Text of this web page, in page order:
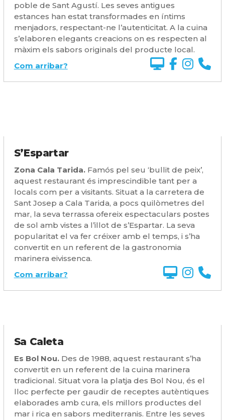
poble de Sant Agustí. Les seves antigues
estances han estat transformades en íntims
menjadors, respectant-ne l’autenticitat. A la cuina
s’elaboren elegants creacions on es respecten al
màxim els sabors originals del producte local.
Com arribar?
S’Espartar
Zona Cala Tarida.Famós pel seu ‘bullit de peix’,
aquest restaurant és imprescindible tant per a
locals com per a visitants. Situat a la carretera de
Sant Josep a Cala Tarida, a pocs quilòmetres del
mar, la seva terrassa ofereix espectaculars postes
de sol amb vistes a l’illot de s’Espartar. La seva
popularitat el va fer créixer amb el temps, i s’ha
convertit en un referent de la gastronomia
marinera eivissenca.
Com arribar?
Sa Caleta
Es Bol Nou.Des de 1988, aquest restaurant s’ha
convertit en un referent de la cuina marinera
tradicional. Situat vora la platja des Bol Nou, és el
lloc perfecte per gaudir de receptes autèntiques
elaborades amb cura, els millors productes del
mar i rica en sabors mediterranis. Entre les seves